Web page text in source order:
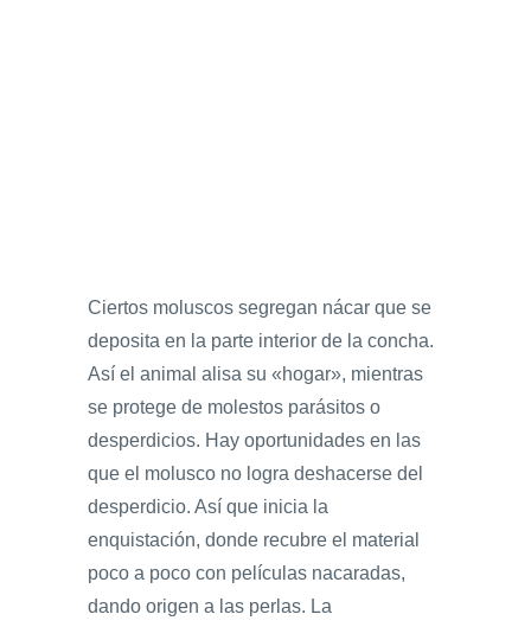
Ciertos moluscos segregan nácar que se
deposita en la parte interior de la concha.
Así el animal alisa su «hogar», mientras
se protege de molestos parásitos o
desperdicios. Hay oportunidades en las
que el molusco no logra deshacerse del
desperdicio. Así que inicia la
enquistación, donde recubre el material
poco a poco con películas nacaradas,
dando origen a las perlas. La